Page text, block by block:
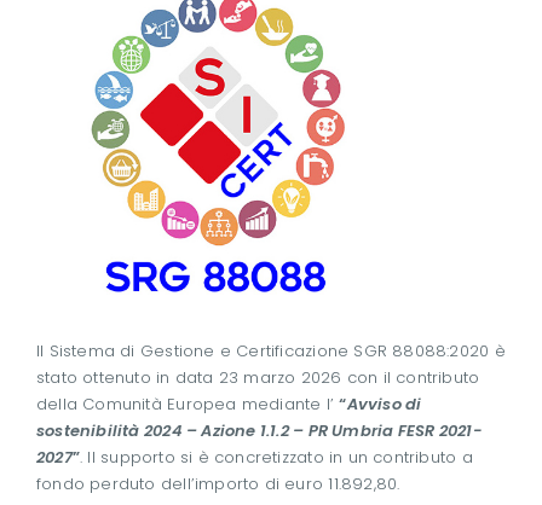
Il Sistema di Gestione e Certificazione SGR 88088:2020 è
stato ottenuto in data 23 marzo 2026 con il contributo
della Comunità Europea mediante l’“Avviso di
sostenibilità 2024 – Azione 1.1.2 – PR Umbria FESR 2021-
2027”. Il supporto si è concretizzato in un contributo a
fondo perduto dell’importo di euro 11.892,80.